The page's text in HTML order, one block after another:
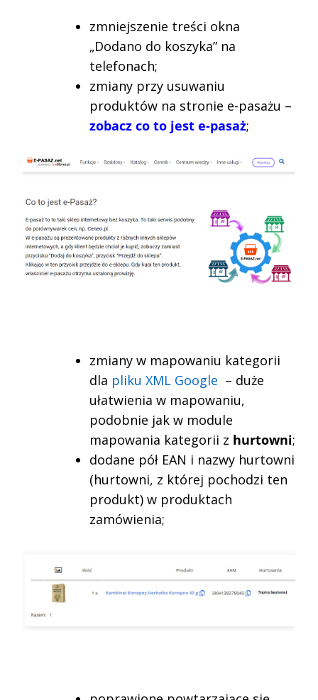
zmniejszenie treści okna
„Dodano do koszyka” na
telefonach;
zmiany przy usuwaniu
produktów na stronie e-pasażu –
zobacz co to jest e-pasaż;
zmiany w mapowaniu kategorii
dla pliku XML Google – duże
ułatwienia w mapowaniu,
podobnie jak w module
mapowania kategorii z hurtowni;
dodane pół EAN i nazwy hurtowni
(hurtowni, z której pochodzi ten
produkt) w produktach
zamówienia;